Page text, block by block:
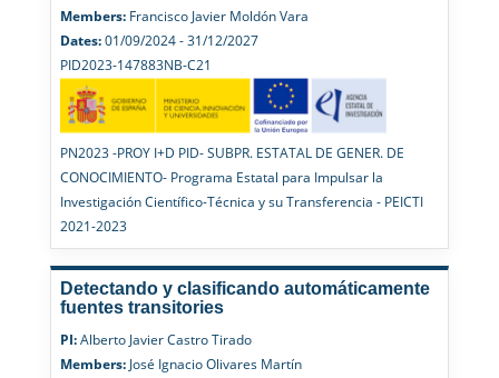
Members:Francisco Javier Moldón Vara
Dates:01/09/2024 - 31/12/2027
PID2023-147883NB-C21
PN2023 -PROY I+D PID- SUBPR. ESTATAL DE GENER. DE
CONOCIMIENTO- Programa Estatal para Impulsar la
Investigación Científico-Técnica y su Transferencia - PEICTI
2021-2023
Detectando y clasificando automáticamente
fuentes transitories
PI:Alberto Javier Castro Tirado
Members:José Ignacio Olivares Martín